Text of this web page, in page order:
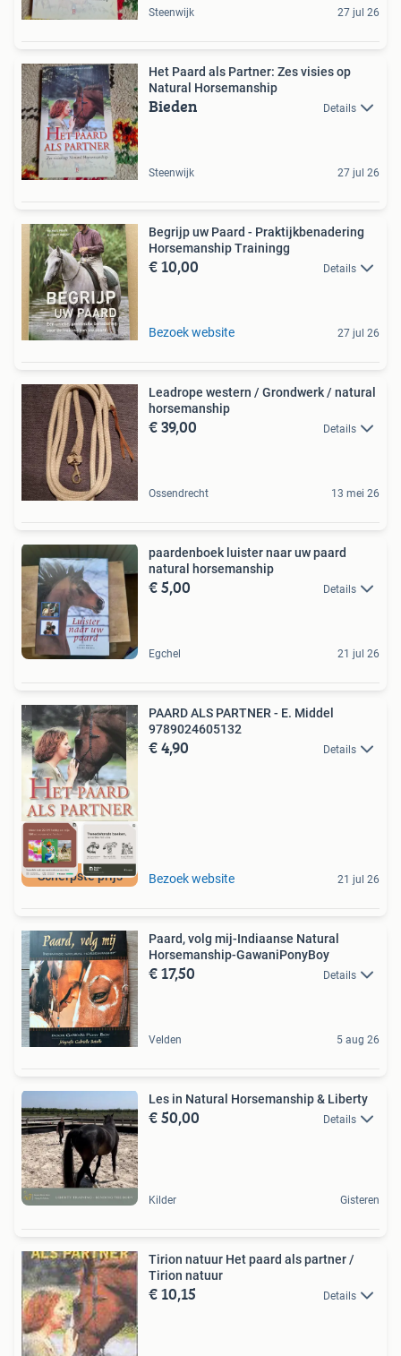
Steenwijk 27 jul 26
Het Paard als Partner: Zes visies op
Natural Horsemanship
Bieden Details
Steenwijk 27 jul 26
Begrijp uw Paard - Praktijkbenadering
Horsemanship Trainingg
€ 10,00 Details
Bezoek website 27 jul 26
Leadrope western / Grondwerk / natural
horsemanship
€ 39,00 Details
Ossendrecht 13 mei 26
paardenboek luister naar uw paard
natural horsemanship
€ 5,00 Details
Egchel 21 jul 26
Scherpste prijs
PAARD ALS PARTNER - E. Middel
9789024605132
€ 4,90 Details
Bezoek website 21 jul 26
Paard, volg mij-Indiaanse Natural
Horsemanship-GawaniPonyBoy
€ 17,50 Details
Velden 5 aug 26
Les in Natural Horsemanship & Liberty
€ 50,00 Details
Kilder Gisteren
Tirion natuur Het paard als partner /
Tirion natuur
€ 10,15 Details